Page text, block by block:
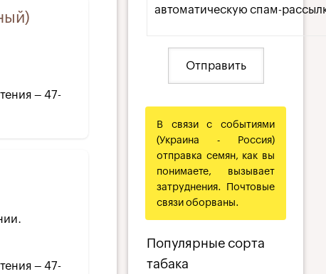
– 47-
– 47-
автоматическую спам-
В связи с событиями
(Украина - Россия)
отправка семян, как вы
понимаете, вызывает
затруднения. Почтовые
связи оборваны.
Популярные сорта
табака